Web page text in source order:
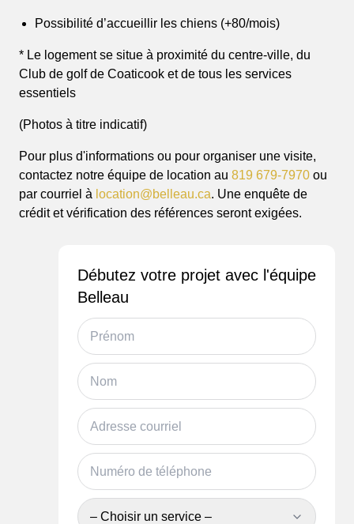
Possibilité d’accueillir les chiens (+80/mois)
* Le logement se situe à proximité du centre-ville, du
Club de golf de Coaticook et de tous les services
essentiels
(Photos à titre indicatif)
Pour plus d'informations ou pour organiser une visite,
contactez notre équipe de location au 819 679-7970 ou
par courriel à location@belleau.ca. Une enquête de
crédit et vérification des références seront exigées.
Débutez votre projet avec l'équipe
Belleau
– Choisir un service –
À partir de 329 000$!
25 MAISONS DISPONIBLE - PRÊTES À HABITER!
À partir de 329
000$!
TAXES INCLUSES
Possible avec une mise de fond de 7
DÉCOUVRIR
FAITES EN VOTRE MEILLEUR INVESTISSEMENT!